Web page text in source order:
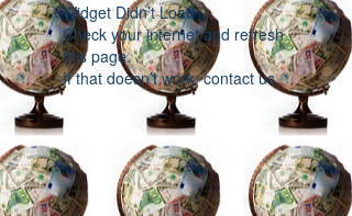
Widget Didn’t Load
Check your internet and refresh
this page.
If that doesn’t work, contact us.